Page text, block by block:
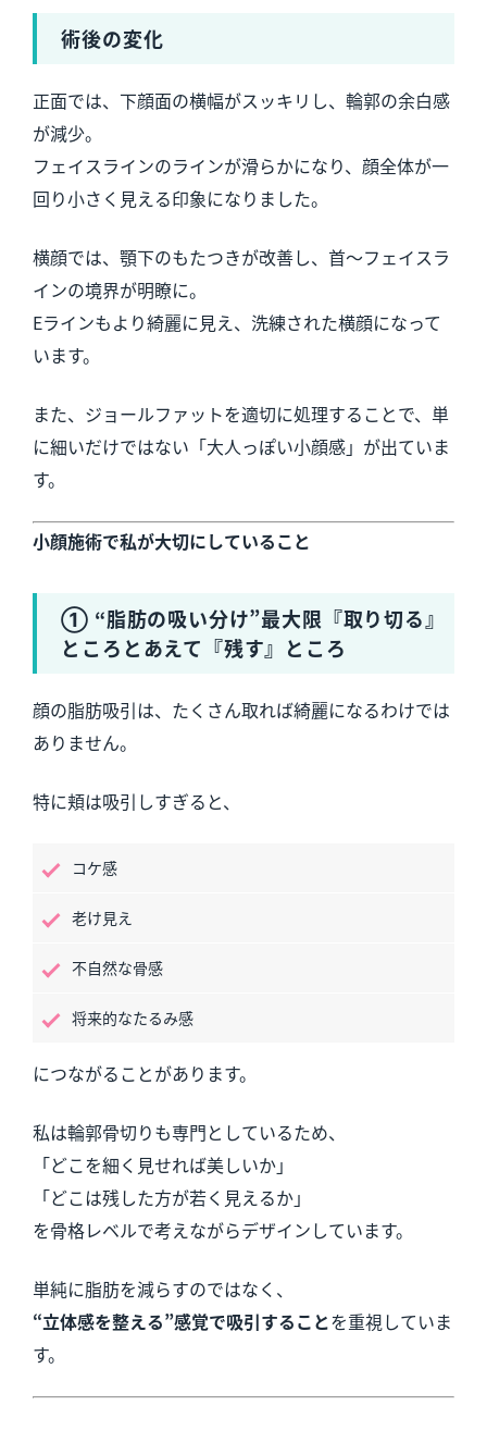
術後の変化
正面では、下顔面の横幅がスッキリし、輪郭の余白感
が減少。
フェイスラインのラインが滑らかになり、顔全体が一
回り小さく見える印象になりました。
横顔では、顎下のもたつきが改善し、首〜フェイスラ
インの境界が明瞭に。
Eラインもより綺麗に見え、洗練された横顔になって
います。
また、ジョールファットを適切に処理することで、単
に細いだけではない「大人っぽい小顔感」が出ていま
す。
小顔施術で私が大切にしていること
① “脂肪の吸い分け”最大限『取り切る』
ところとあえて『残す』ところ
顔の脂肪吸引は、たくさん取れば綺麗になるわけでは
ありません。
特に頬は吸引しすぎると、
コケ感
老け見え
不自然な骨感
将来的なたるみ感
につながることがあります。
私は輪郭骨切りも専門としているため、
「どこを細く見せれば美しいか」
「どこは残した方が若く見えるか」
を骨格レベルで考えながらデザインしています。
単純に脂肪を減らすのではなく、
“立体感を整える”感覚で吸引することを重視していま
す。